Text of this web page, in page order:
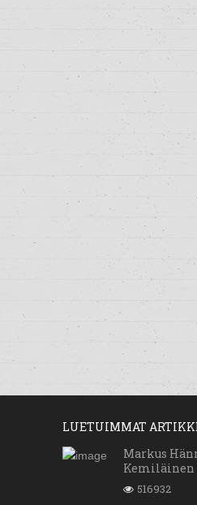
LUETUIMMAT
Markus
Kemiläinen
516932